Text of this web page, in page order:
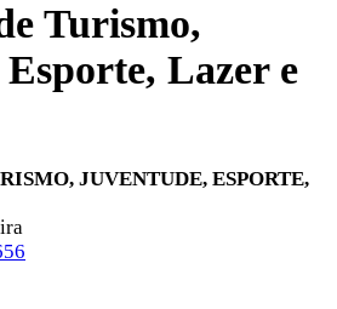
Turismo,
Lazer e
JUVENTUDE, ESPORTE,